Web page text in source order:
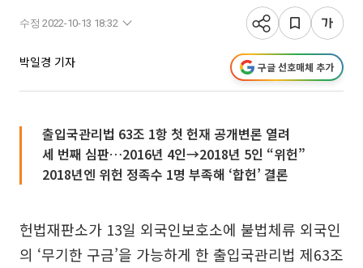
수정 2022-10-13 18:32
박일경 기자 구글 선호매체 추가
출입국관리법 63조 1항 첫 헌재 공개변론 열려
세 번째 심판…2016년 4인→2018년 5인 “위헌”
2018년엔 위헌 정족수 1명 부족해 ‘합헌’ 결론
헌법재판소가 13일 외국인보호소에 불법체류 외국인
의 ‘무기한 구금’을 가능하게 한 출입국관리법 제63조